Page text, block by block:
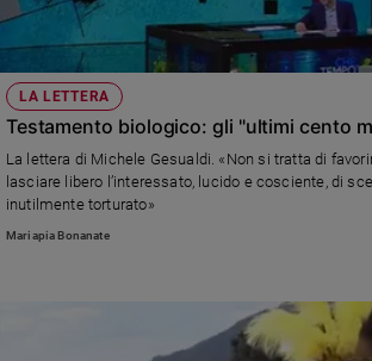
LA LETTERA
Testamento biologico: gli "ultimi cento
La lettera di Michele Gesualdi. «Non si tratta di
lasciare libero l’interessato, lucido e cosciente, di
inutilmente torturato»
Mariapia Bonanate